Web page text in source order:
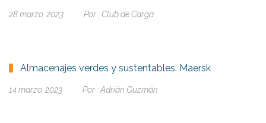
28 marzo, 2023 Por : Club de Carga
Almacenajes verdes y sustentables: Maersk
14 marzo, 2023 Por : Adrián Guzmán